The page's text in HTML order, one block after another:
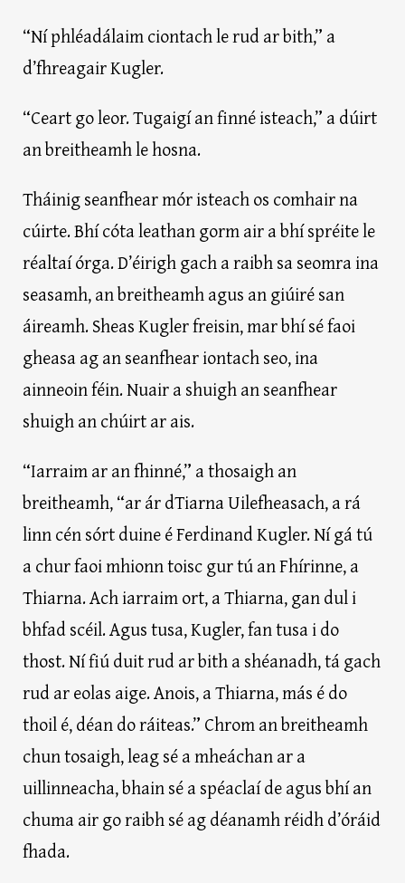
“Ní phléadálaim ciontach le rud ar bith,” a
d’fhreagair Kugler.
“Ceart go leor. Tugaigí an finné isteach,” a dúirt
an breitheamh le hosna.
Tháinig seanfhear mór isteach os comhair na
cúirte. Bhí cóta leathan gorm air a bhí spréite le
réaltaí órga. D’éirigh gach a raibh sa seomra ina
seasamh, an breitheamh agus an giúiré san
áireamh. Sheas Kugler freisin, mar bhí sé faoi
gheasa ag an seanfhear iontach seo, ina
ainneoin féin. Nuair a shuigh an seanfhear
shuigh an chúirt ar ais.
“Iarraim ar an fhinné,” a thosaigh an
breitheamh, “ar ár dTiarna Uilefheasach, a rá
linn cén sórt duine é Ferdinand Kugler. Ní gá tú
a chur faoi mhionn toisc gur tú an Fhírinne, a
Thiarna. Ach iarraim ort, a Thiarna, gan dul i
bhfad scéil. Agus tusa, Kugler, fan tusa i do
thost. Ní fiú duit rud ar bith a shéanadh, tá gach
rud ar eolas aige. Anois, a Thiarna, más é do
thoil é, déan do ráiteas.” Chrom an breitheamh
chun tosaigh, leag sé a mheáchan ar a
uillinneacha, bhain sé a spéaclaí de agus bhí an
chuma air go raibh sé ag déanamh réidh d’óráid
fhada.